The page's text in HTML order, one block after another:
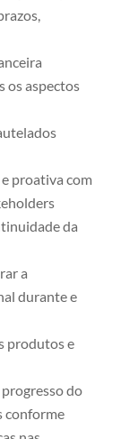
os aspectos
proativa com
da
a
durante e
produtos e
do
conforme